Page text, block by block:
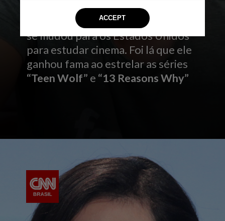
Henrique Zaga
Nasceu e foi criado em Brasília, mas
se mudou para os Estados Unidos
para estudar cinema. Foi lá que ele
ganhou fama ao estrelar as séries
“Teen Wolf” e “13 Reasons Why”